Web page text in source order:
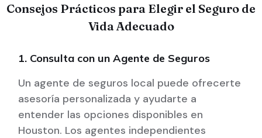
Consejos Prácticos para Elegir el Seguro de
Vida Adecuado
1. Consulta con un Agente de Seguros
Un agente de seguros local puede ofrecerte
asesoría personalizada y ayudarte a
entender las opciones disponibles en
Houston. Los agentes independientes